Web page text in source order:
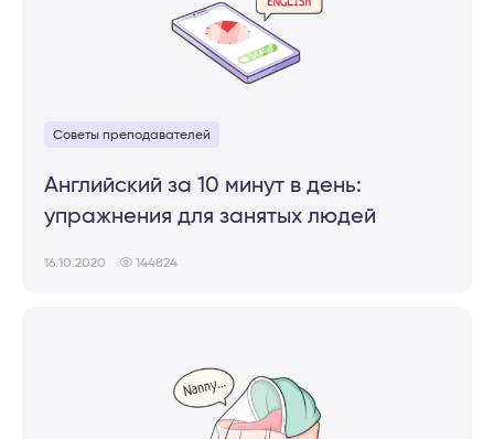
Советы преподавателей
Английский за 10 минут в день:
упражнения для занятых людей
16.10.2020 144824